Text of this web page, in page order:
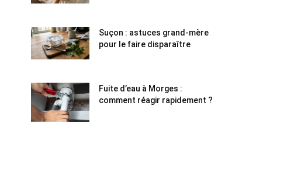
Suçon : astuces grand-mère
pour le faire disparaître
Fuite d’eau à Morges :
comment réagir rapidement ?